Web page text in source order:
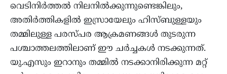
വെടിനിർത്തൽ നിലനിൽക്കുന്നുണ്ടെങ്കിലും,
അതിർത്തികളിൽ ഇസ്രായേലും ഹിസ്ബുള്ളയും
തമ്മിലുള്ള പരസ്പര ആക്രമണങ്ങൾ തുടരുന്ന
പശ്ചാത്തലത്തിലാണ് ഈ ചർച്ചകൾ നടക്കുന്നത്.
യു.എസും ഇറാനും തമ്മിൽ നടക്കാനിരിക്കുന്ന മറ്റ്